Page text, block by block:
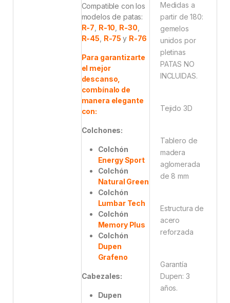
Compatible con los
modelos de patas:
R-7 R-10 R-30
R-45 R-75 y R-76
Para garantizarte
el mejor
descanso,
combínalo de
manera elegante
con:
Colchones:
Colchón
Energy Sport
Colchón
Natural Green
Colchón
Lumbar Tech
Colchón
Memory Plus
Colchón
Dupen
Grafeno
Cabezales:
Dupen
Medidas a
partir de 180:
gemelos
unidos por
pletinas
PATAS NO
INCLUIDAS.
Tejido 3D
Tablero de
madera
aglomerada
de 8 mm
Estructura de
acero
reforzada
Garantía
Dupen: 3
años.